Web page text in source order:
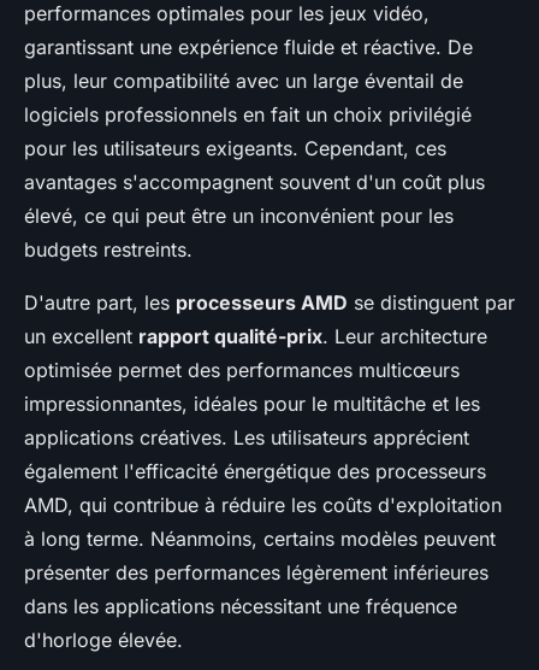
performances optimales pour les jeux vidéo,
garantissant une expérience fluide et réactive. De
plus, leur compatibilité avec un large éventail de
logiciels professionnels en fait un choix privilégié
pour les utilisateurs exigeants. Cependant, ces
avantages s'accompagnent souvent d'un coût plus
élevé, ce qui peut être un inconvénient pour les
budgets restreints.
D'autre part, les processeurs AMD se distinguent par
un excellent rapport qualité-prix. Leur architecture
optimisée permet des performances multicœurs
impressionnantes, idéales pour le multitâche et les
applications créatives. Les utilisateurs apprécient
également l'efficacité énergétique des processeurs
AMD, qui contribue à réduire les coûts d'exploitation
à long terme. Néanmoins, certains modèles peuvent
présenter des performances légèrement inférieures
dans les applications nécessitant une fréquence
d'horloge élevée.